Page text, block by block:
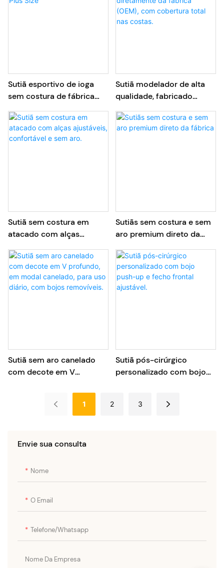
Envie sua consulta
Nome
O Email
Telefone/whatsapp
Nome Da Empresa
Sutiã esportivo de ioga
sem costura de fábrica
Sutiã modelador de alta
qualidade, fabricado
(OEM), com cobertura
total nas costas.
Sutiã sem costura em
atacado com alças
sem aro.
Sutiãs sem costura e sem
aro premium direto da
Sutiã sem aro canelado
com decote em V
canelado, para uso diário,
com bojos removíveis.
Sutiã pós-cirúrgico
personalizado com bojo
1 2 3